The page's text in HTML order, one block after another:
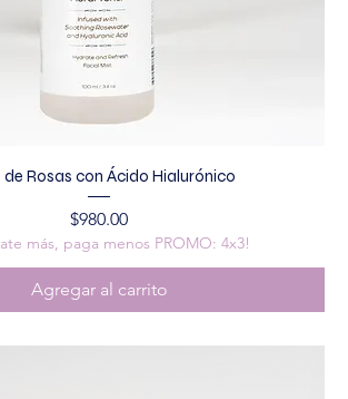
de Rosas con Ácido Hialurónico
Precio
$980.00
más, paga menos PROMO: 4x3!
Agregar al carrito